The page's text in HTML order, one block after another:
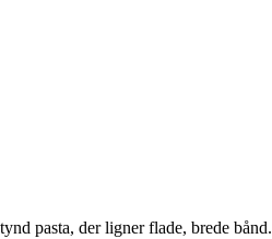
pasta, der ligner flade, brede bånd.